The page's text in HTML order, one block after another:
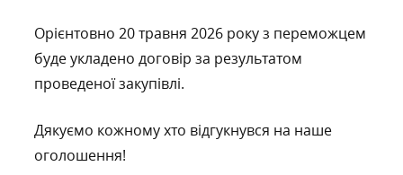
Орієнтовно 20 травня 2026 року з переможцем
буде укладено договір за результатом
проведеної закупівлі.
Дякуємо кожному хто відгукнувся на наше
оголошення!